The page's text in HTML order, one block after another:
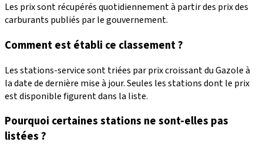
Les prix sont récupérés quotidiennement à partir des prix des
carburants publiés par le gouvernement.
Comment est établi ce classement ?
Les stations-service sont triées par prix croissant du Gazole à
la date de dernière mise à jour. Seules les stations dont le prix
est disponible figurent dans la liste.
Pourquoi certaines stations ne sont-elles pas
listées ?